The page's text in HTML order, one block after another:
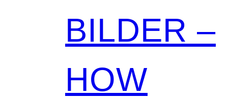
BILDER –
HOW